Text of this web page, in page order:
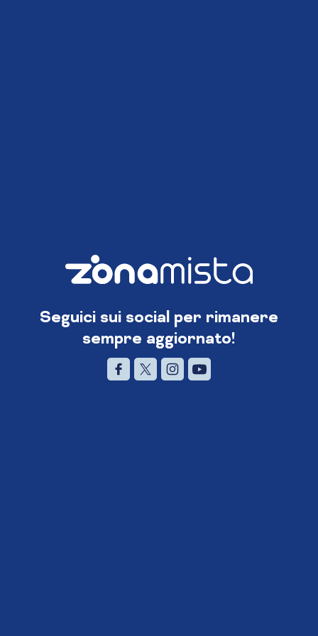
Seguici sui social per rimanere
sempre aggiornato!